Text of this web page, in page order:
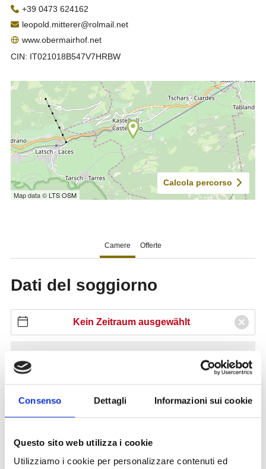
Consenso Dettagli Informazioni sui cookie
Questo sito web utilizza i cookie
Utilizziamo i cookie per personalizzare contenuti ed